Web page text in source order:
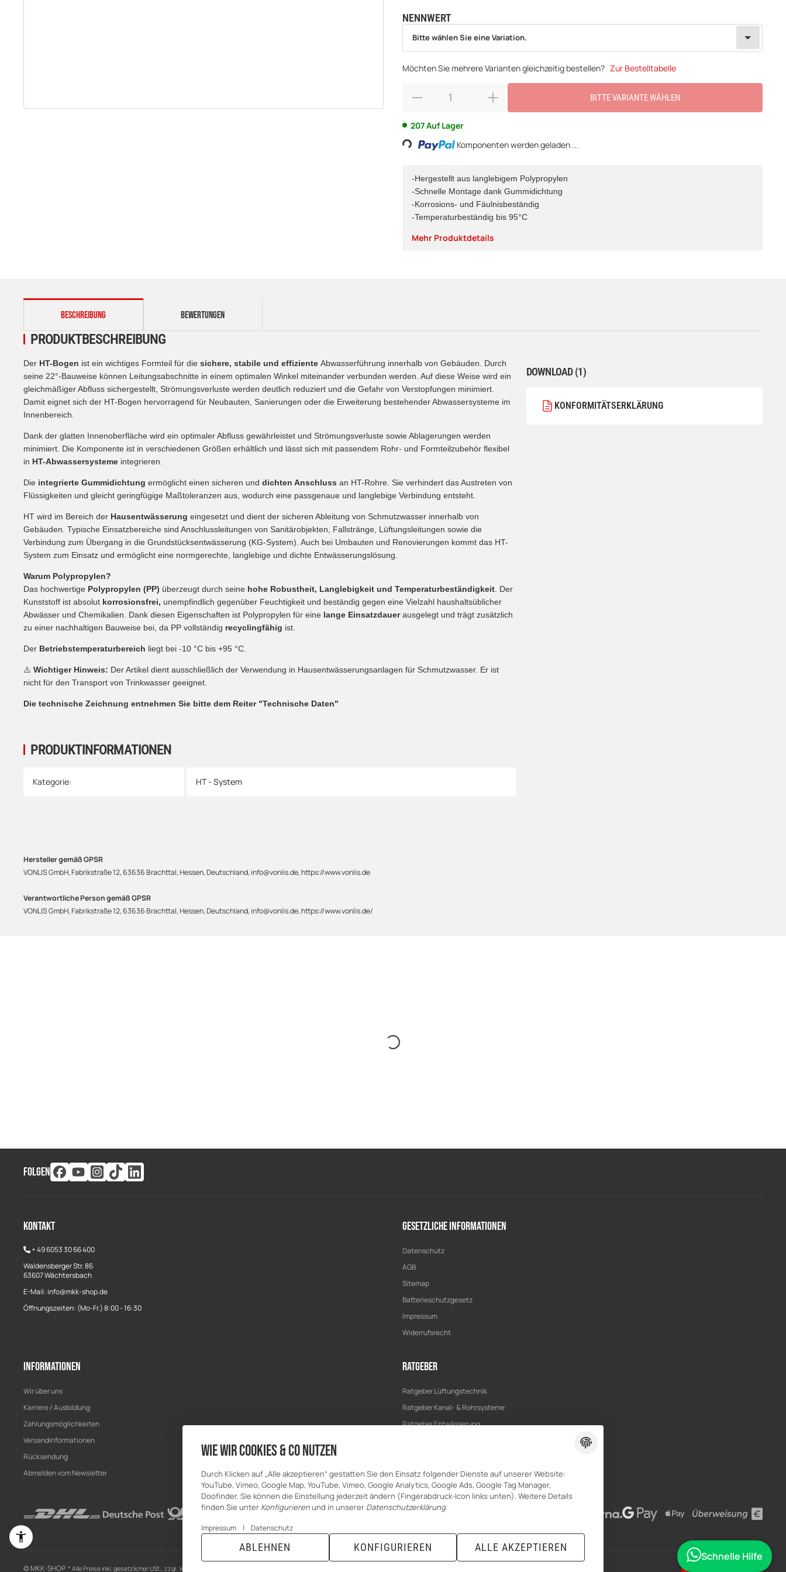
NENNWERT
wählen
Bitte wählen Sie eine Variation.
Möchten Sie mehrere Varianten gleichzeitig bestellen? Zur Bestelltabelle
BITTE VARIANTE WÄHLEN
207 Auf Lager
Loading... Komponenten werden geladen ...
-Hergestellt aus langlebigem Polypropylen
-Schnelle Montage dank Gummidichtung
-Korrosions- und Fäulnisbeständig
-Temperaturbeständig bis 95°C
Mehr Produktdetails
weitere Registerkarten anzeigen
BESCHREIBUNG BEWERTUNGEN
PRODUKTINFORMATIONEN
Produkteigenschaft
Wert
Kategorie: HT - System
PRODUKTBESCHREIBUNG
Der HT-Bogen ist ein wichtiges Formteil für die sichere, stabile und effiziente Abwasserführung innerhalb von Gebäuden. Durch
seine 22°-Bauweise können Leitungsabschnitte in einem optimalen Winkel miteinander verbunden werden. Auf diese Weise wird ein
gleichmäßiger Abfluss sichergestellt, Strömungsverluste werden deutlich reduziert und die Gefahr von Verstopfungen minimiert.
Damit eignet sich der HT-Bogen hervorragend für Neubauten, Sanierungen oder die Erweiterung bestehender Abwassersysteme im
Innenbereich.
Dank der glatten Innenoberfläche wird ein optimaler Abfluss gewährleistet und Strömungsverluste sowie Ablagerungen werden
minimiert. Die Komponente ist in verschiedenen Größen erhältlich und lässt sich mit passendem Rohr- und Formteilzubehör flexibel
in HT-Abwassersysteme integrieren.
Die integrierte Gummidichtung ermöglicht einen sicheren und dichten Anschluss an HT-Rohre. Sie verhindert das Austreten von
Flüssigkeiten und gleicht geringfügige Maßtoleranzen aus, wodurch eine passgenaue und langlebige Verbindung entsteht.
HT wird im Bereich der Hausentwässerung eingesetzt und dient der sicheren Ableitung von Schmutzwasser innerhalb von
Gebäuden. Typische Einsatzbereiche sind Anschlussleitungen von Sanitärobjekten, Fallstränge, Lüftungsleitungen sowie die
Verbindung zum Übergang in die Grundstücksentwässerung (KG-System). Auch bei Umbauten und Renovierungen kommt das HT-
System zum Einsatz und ermöglicht eine normgerechte, langlebige und dichte Entwässerungslösung.
Warum Polypropylen?
Das hochwertige Polypropylen (PP) überzeugt durch seine hohe Robustheit, Langlebigkeit und Temperaturbeständigkeit . Der
Kunststoff ist absolut korrosionsfrei, unempfindlich gegenüber Feuchtigkeit und beständig gegen eine Vielzahl haushaltsüblicher
Abwässer und Chemikalien. Dank diesen Eigenschaften ist Polypropylen für eine lange Einsatzdauerausgelegt und trägt zusätzlich
zu einer nachhaltigen Bauweise bei, da PP vollständig recyclingfähig ist.
Der Betriebstemperaturbereich liegt bei -10 °C bis +95 °C.
⚠️ Wichtiger Hinweis: Der Artikel dient ausschließlich der Verwendung in Hausentwässerungsanlagen für Schmutzwasser. Er ist
nicht für den Transport von Trinkwasser geeignet.
Die technische Zeichnung entnehmen Sie bitte dem Reiter "Technische Daten"
DOWNLOAD (1)
KONFORMITÄTSERKLÄRUNG
Hersteller gemäß GPSR
VONLIS GmbH, Fabrikstraße 12, 63636 Brachttal, Hessen, Deutschland, info@vonlis.de, https://www.vonlis.de
Verantwortliche Person gemäß GPSR
VONLIS GmbH, Fabrikstraße 12, 63636 Brachttal, Hessen, Deutschland, info@vonlis.de, https://www.vonlis.de/
FOLGEN
Kontakt
+49 6053 30 66 400
Waldensberger Str. 86
63607 Wächtersbach
E-Mail: info@mkk-shop.de
Öffnungszeiten: (Mo-Fr.) 8:00 - 16:30
Gesetzliche Informationen
Datenschutz
AGB
Sitemap
Batterieschutzgesetz
Impressum
Widerrufsrecht
Informationen
Wir über uns
Karriere / Ausbildung
Zahlungsmöglichkeiten
Versandinformationen
Rücksendung
Abmelden vom Newsletter
Ratgeber
Ratgeber Lüftungstechnik
Ratgeber Kanal- & Rohrsysteme
Ratgeber Entwässerung
© MKK-SHOP * Alle Preise inkl. gesetzlicher USt., zzgl. Versand VERTRAG WIDERRUFEN
Wie wir Cookies & Co nutzen
Durch Klicken auf „Alle akzeptieren“ gestatten Sie den Einsatz folgender Dienste auf unserer Website:
YouTube, Vimeo, Google Map, YouTube, Vimeo, Google Analytics, Google Ads, Google Tag Manager,
Doofinder. Sie können die Einstellung jederzeit ändern (Fingerabdruck-Icon links unten). Weitere Details
finden Sie unter Konfigurierenund in unserer Datenschutzerklärung.
Impressum | Datenschutz
ABLEHNEN KONFIGURIEREN ALLE AKZEPTIEREN
Schnelle Hilfe